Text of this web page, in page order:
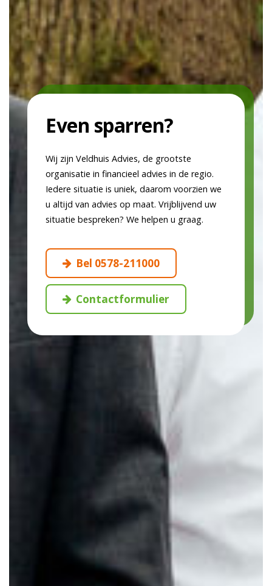
Even sparren?
Wij zijn Veldhuis Advies, de grootste
organisatie in financieel advies in de regio.
Iedere situatie is uniek, daarom voorzien we
u altijd van advies op maat. Vrijblijvend uw
situatie bespreken? We helpen u graag.
Bel 0578-211000
Contactformulier